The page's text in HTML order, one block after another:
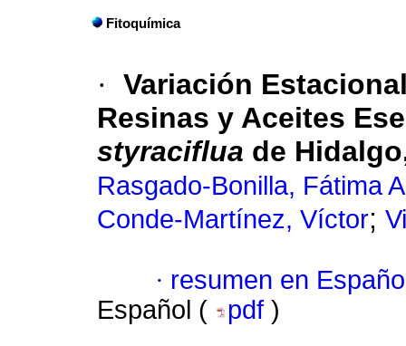
Fitoquímica
· Variación
Resinas y Aceites
styraciflua de
Rasgado-Bonilla, Fátima
Conde-Martínez, Víctor;
· resumen en
Español (
pdf )